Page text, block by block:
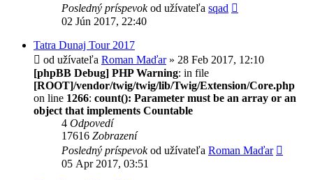
Posledný príspevokod užívateľa sqad
02 Jún 2017, 22:40
Tatra Dunaj Tour 2017
od užívateľa Roman Maďar» 28 Feb 2017, 12:10
[phpBB Debug] PHP Warning: in file
[ROOT]/vendor/twig/twig/lib/Twig/Extension/Core.php
on line 1266: count(): Parameter must be an array or an
object that implements Countable
4 Odpovedí
17616 Zobrazení
Posledný príspevokod užívateľa Roman Maďar
05 Apr 2017, 03:51